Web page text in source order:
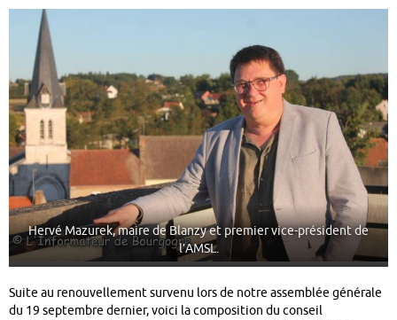
Hervé Mazurek, maire de Blanzy et premier vice-président de
l’AMSL.
Suite au renouvellement survenu lors de notre assemblée générale
du 19 septembre dernier, voici la composition du conseil